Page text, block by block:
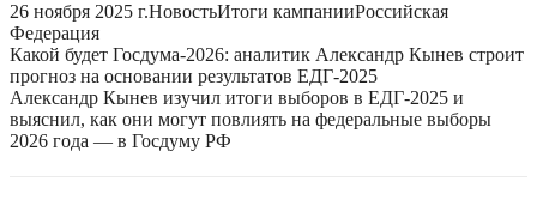
26 ноября 2025 г.НовостьИтоги кампанииРоссийская
Федерация
Какой будет Госдума-2026: аналитик Александр Кынев строит
прогноз на основании результатов ЕДГ-2025
Александр Кынев изучил итоги выборов в ЕДГ-2025 и
выяснил, как они могут повлиять на федеральные выборы
2026 года — в Госдуму РФ